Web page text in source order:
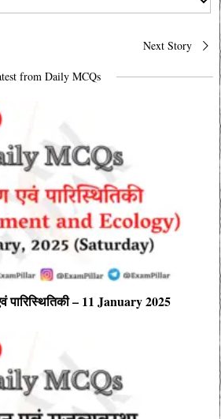
Next Story
from Daily MCQs
पारिस्थितिकी – 11 January 2025